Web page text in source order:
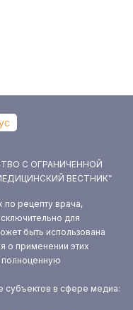
С ОГРАНИЧЕННОЙ
ВЕСТНИК”
по рецепту врача,
для
быть использована
о применении этих
полноценную
субъектов в сфере медиа: